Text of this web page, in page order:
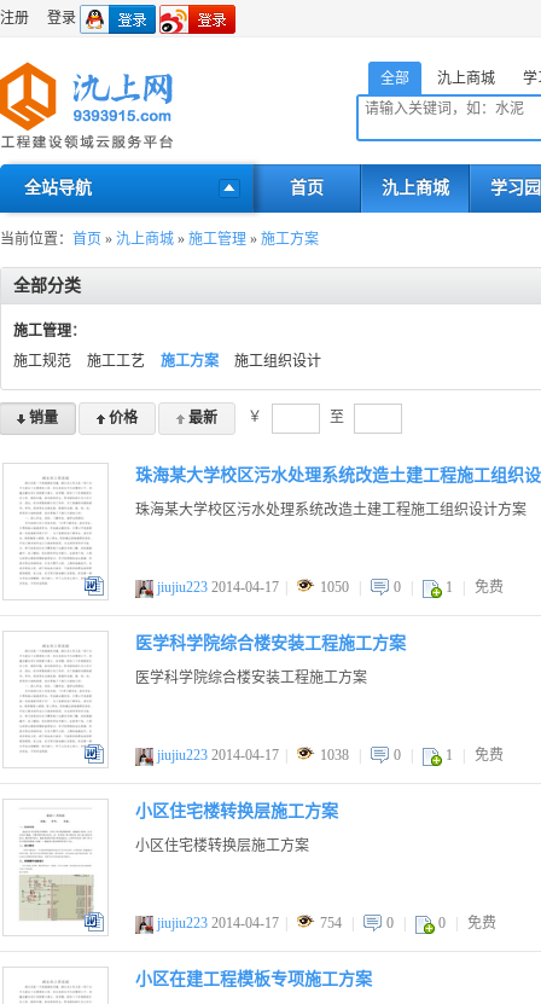
注册 登录
全部 氿上商城 学
全站导航 首页 氿上商城 学习
当前位置： 首页 » 氿上商城 » 施工管理 » 施工方案
全部分类
施工管理：
施工规范
施工工艺 施工方案 施工组织设计
销量 价格 最新 ￥ 至
doc
珠海某大学校区污水处理系统改造土建工程施工组织
珠海某大学校区污水处理系统改造土建工程施工组织设计方案
jiujiu223 2014-04-17 1050 0 1 免费
doc
医学科学院综合楼安装工程施工方案
医学科学院综合楼安装工程施工方案
jiujiu223 2014-04-17 1038 0 1 免费
doc
小区住宅楼转换层施工方案
小区住宅楼转换层施工方案
jiujiu223 2014-04-17 754 0 0 免费
小区在建工程模板专项施工方案